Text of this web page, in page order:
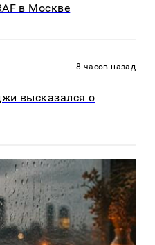
в Москве
8 часов назад
высказался о